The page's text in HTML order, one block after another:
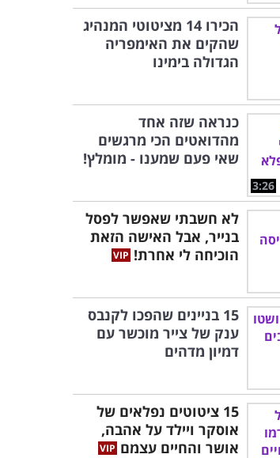
הכירו 14 מציטוטי המנהיג
שהקים את האימפריה
הגדולה בימינו
3:26
כנראה שזה אחד
מהדואטים הכי מרגשים
שאי פעם שמענו - מומלץ!
לא חשבתי שאפשר לפסל
בנייר, אבל האישה הזאת
הוכיחה לי אחרת!
15 בניינים שהפכו לקנבס
ענק של צייר מוכשר עם
דמיון מדהים
15 ציטוטים נפלאים של
אוסקר ויילד על אהבה,
אושר והחיים עצמם